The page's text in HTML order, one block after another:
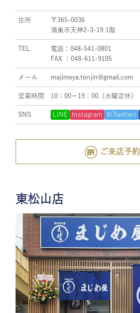
住所
〒365-0036
鴻巣市天神2-3-19 1階
TEL
電話：048-541-0801
FAX ：048-611-9105
メール majimeya.tenjin@gmail.com
営業時間 10：00ー19：00（水曜定休）
SNS LINE Instagram X(Twitter)
ご来店予約
東松山店